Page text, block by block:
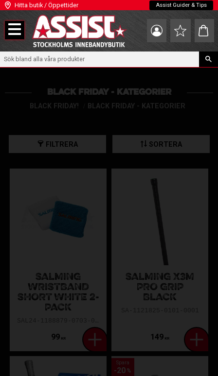
Meny
Hitta butik / Öppettider Assist Guider & Tips
Favoriter
BLACK FRIDAY - KATEGORIER
BLACK FRIDAY! BLACK FRIDAY - KATEGORIER
FILTRERA SORTERA
SALMING
WRISTBAND
SHORT WHITE 2-
PACK
99KR
SALMING X3M
PRO GRIP
BLACK
149 KR
Spara
20 %